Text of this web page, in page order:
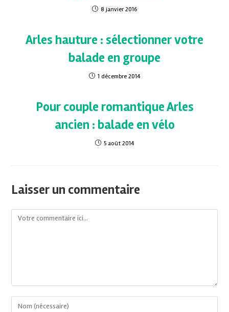
8 janvier 2016
Arles hauture : sélectionner votre
balade en groupe
1 décembre 2014
Pour couple romantique Arles
ancien : balade en vélo
5 août 2014
Laisser un commentaire